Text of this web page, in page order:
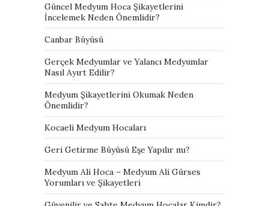
Güncel Medyum Hoca Şikayetlerini
İncelemek Neden Önemlidir?
Canbar Büyüsü
Gerçek Medyumlar ve Yalancı Medyumlar
Nasıl Ayırt Edilir?
Medyum Şikayetlerini Okumak Neden
Önemlidir?
Kocaeli Medyum Hocaları
Geri Getirme Büyüsü Eşe Yapılır mı?
Medyum Ali Hoca – Medyum Ali Gürses
Yorumları ve Şikayetleri